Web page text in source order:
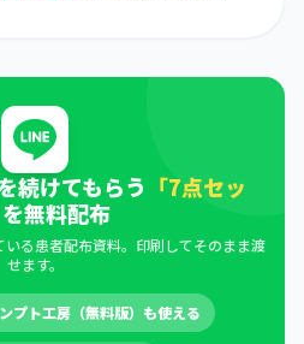
続けてもらう 「7点セッ
を無料配布
る患者配布資料。印刷してそのまま渡
せます。
プト工房（無料版）も使える